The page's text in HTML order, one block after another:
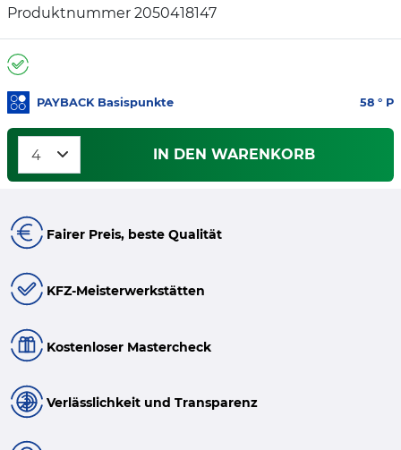
Produktnummer 2050418147
PAYBACK Basispunkte 58 ° P
IN DEN WARENKORB
Fairer Preis, beste Qualität
KFZ-Meisterwerkstätten
Kostenloser Mastercheck
Verlässlichkeit und Transparenz